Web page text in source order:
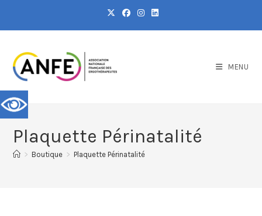
MENU
Plaquette Périnatalité
> Boutique > Plaquette Périnatalité